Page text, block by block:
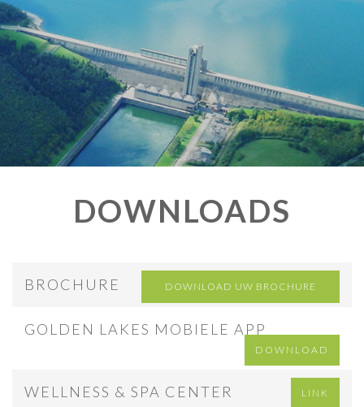
DOWNLOADS
BROCHURE DOWNLOAD UW BROCHURE
GOLDEN LAKES MOBIELE APP
DOWNLOAD
WELLNESS & SPA CENTER LINK